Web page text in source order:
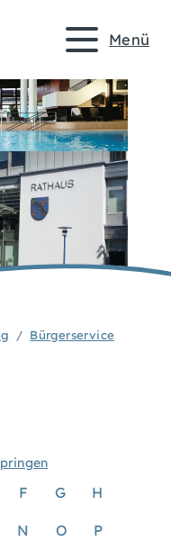
Menü
Bürgerservice
F G H
N O P